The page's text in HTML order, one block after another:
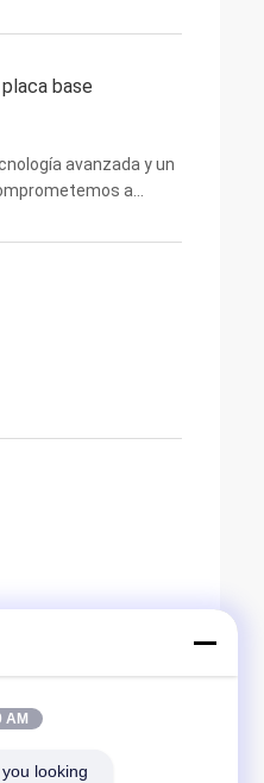
base
avanzada y un
a
AM
looking